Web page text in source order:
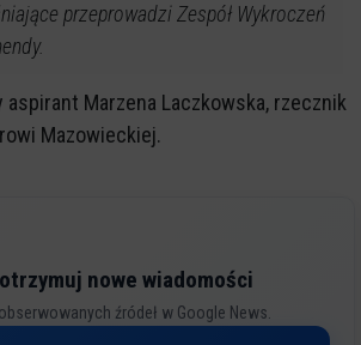
przeprowadzi Zespół Wykroczeń
aspirant Marzena Laczkowska, rzecznik
Mazowieckiej.
nowe wiadomości
źródeł w Google News.